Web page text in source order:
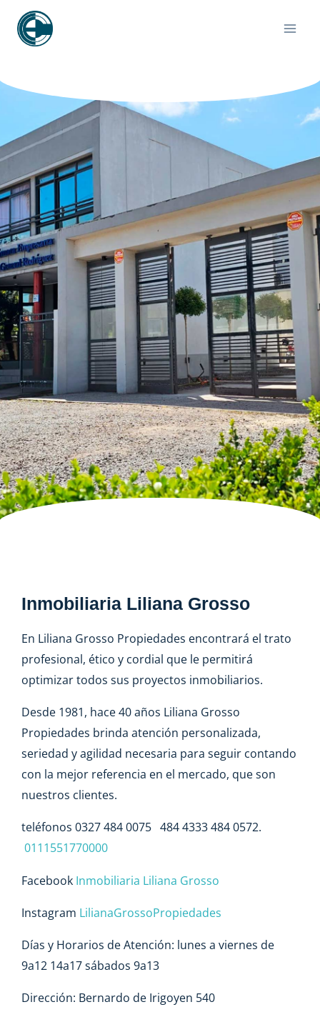
contenido
Inmobiliaria Liliana Grosso
En Liliana Grosso Propiedades encontrará el trato
profesional, ético y cordial que le permitirá
optimizar todos sus proyectos inmobiliarios.
Desde 1981, hace 40 años Liliana Grosso
Propiedades brinda atención personalizada,
seriedad y agilidad necesaria para seguir contando
con la mejor referencia en el mercado, que son
nuestros clientes.
teléfonos 0327 484 0075 484 4333 484 0572.
0111551770000
Facebook Inmobiliaria Liliana Grosso
Instagram LilianaGrossoPropiedades
Días y Horarios de Atención: lunes a viernes de
9a12 14a17 sábados 9a13
Dirección: Bernardo de Irigoyen 540